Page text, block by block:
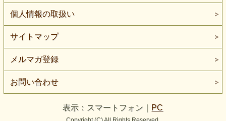
個人情報の取扱い
サイトマップ
メルマガ登録
お問い合わせ
表示：スマートフォン｜ PC